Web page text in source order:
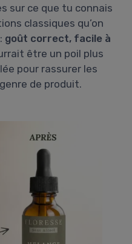
sur ce que tu connais
classiques qu’on
goût correct, facile à
être un poil plus
pour rassurer les
de produit.